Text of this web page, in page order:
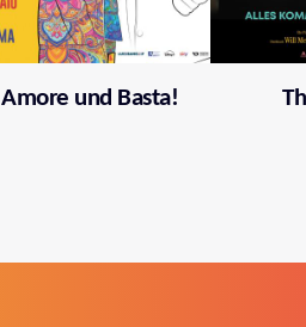
Amore und Basta!